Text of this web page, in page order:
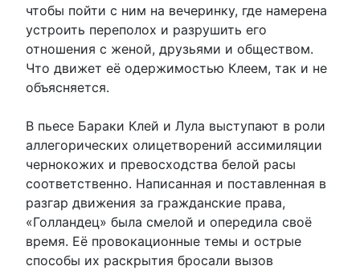
чтобы пойти с ним на вечеринку, где намерена
устроить переполох и разрушить его
отношения с женой, друзьями и обществом.
Что движет её одержимостью Клеем, так и не
объясняется.
В пьесе Бараки Клей и Лула выступают в роли
аллегорических олицетворений ассимиляции
чернокожих и превосходства белой расы
соответственно. Написанная и поставленная в
разгар движения за гражданские права,
«Голландец» была смелой и опередила своё
время. Её провокационные темы и острые
способы их раскрытия бросали вызов